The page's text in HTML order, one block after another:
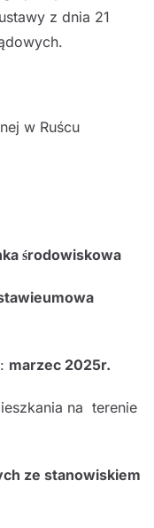
z dnia 21
w Ruścu
środowiskowa
marzec 2025r.
na terenie
ze stanowiskiem